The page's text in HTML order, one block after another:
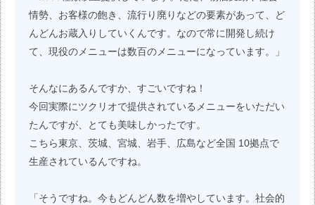
情勢、お客様の飽き、流行り廃りなどの要素があって、ど
んどんお蔵入りしていくんです。なので常に開発し続け
て、現役のメニューは数百のメニューになっています。」
そんなにあるんですか、すごいですね！
今回実際にツクリオで提供されているメニューをいただい
たんですが、とても美味しかったです。
こちら東京、茨城、宮城、岩手、広島など全国 10拠点で
生産されているんですね。
「そうですね。今もどんどん数を増やしています。社会的